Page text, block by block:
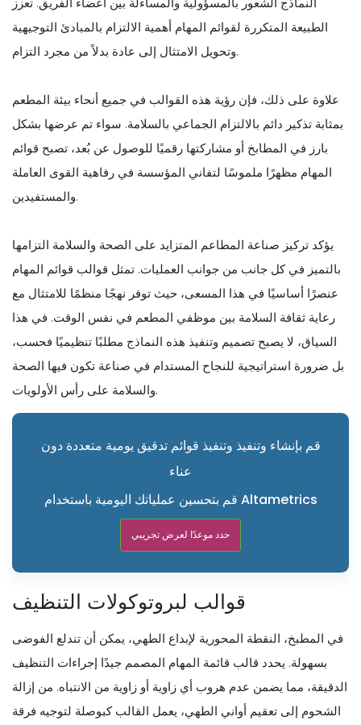
الطبيعة المتكررة لقوائم المهام أهمية الالتزام بالمبادئ التوجيهية
وتحويل الامتثال إلى عادة بدلاً من مجرد التزام.
علاوة على ذلك، فإن رؤية هذه القوالب في جميع أنحاء بيئة المطعم
بمثابة تذكير دائم بالالتزام الجماعي بالسلامة. سواء تم عرضها بشكل
بارز في المطابخ أو مشاركتها رقميًا للوصول عن بُعد، تصبح قوائم
المهام مظهرًا ملموسًا لتفاني المؤسسة في رفاهية القوى العاملة
والمستفيدين.
يؤكد تركيز صناعة المطاعم المتزايد على الصحة والسلامة التزامها
بالتميز في كل جانب من جوانب العمليات. تمثل قوالب قوائم المهام
عنصرًا أساسيًا في هذا المسعى، حيث توفر نهجًا منظمًا للامتثال مع
رعاية ثقافة السلامة بين موظفي المطعم في نفس الوقت. في هذا
السياق، لا يصبح تصميم وتنفيذ هذه النماذج مطلبًا تنظيميًا فحسب،
بل ضرورة استراتيجية للنجاح المستدام في صناعة تكون فيها الصحة
والسلامة على رأس الأولويات.
قم بإنشاء وتنفيذ وتنفيذ قوائم تدقيق يومية متعددة دون
عناء
قم بتحسين عملياتك اليومية باستخدام Altametrics
حدد موعدًا لعرض تجريبي
قوالب لبروتوكولات التنظيف
في المطبخ، النقطة المحورية لإبداع الطهي، يمكن أن تندلع الفوضى
بسهولة. يحدد قالب قائمة المهام المصمم جيدًا إجراءات التنظيف
الدقيقة، مما يضمن عدم هروب أي زاوية أو زاوية من الانتباه. من إزالة
الشحوم إلى تعقيم أواني الطهي، يعمل القالب كبوصلة لتوجيه فرقة